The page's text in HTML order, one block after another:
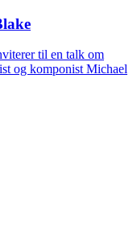
til en talk om
og komponist Michael